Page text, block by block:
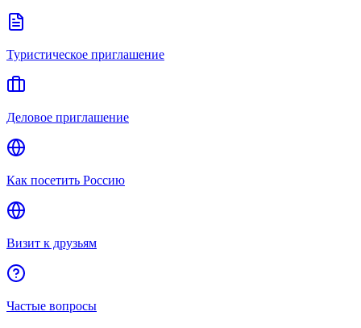
Туристическое приглашение
Деловое приглашение
Как посетить Россию
Визит к друзьям
Частые вопросы